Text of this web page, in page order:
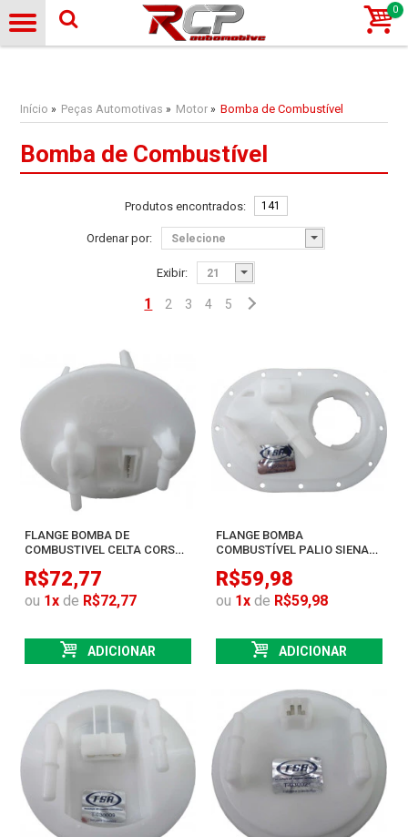
0
Início » Peças Automotivas » Motor » Bomba de Combustível
Bomba de Combustível
Produtos encontrados: 141
Ordenar por:
Exibir:
1 2 3 4 5
FLANGE BOMBA DE
COMBUSTIVEL CELTA CORSA
R$72,77
ou 1x de R$72,77
ADICIONAR
FLANGE BOMBA
COMBUSTÍVEL PALIO SIENA
R$59,98
ou 1x de R$59,98
ADICIONAR